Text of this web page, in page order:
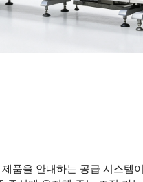
품을 안내하는 공급 시스템